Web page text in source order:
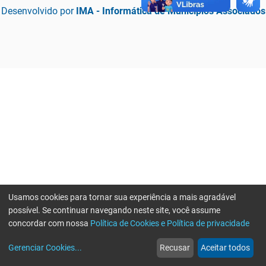
Desenvolvido por IMA - Informática de Municípios Associados
web
Notícias
more_horiz
Mais
Usamos cookies para tornar sua experiência a mais agradável
possível. Se continuar navegando neste site, você assume
concordar com nossa Política de Cookies e Política de privacidade
Gerenciar Cookies... Recusar Aceitar todos
Erro ao enviar informações, por favor tente novamente